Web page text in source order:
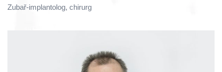
Zubař-implantolog, chirurg